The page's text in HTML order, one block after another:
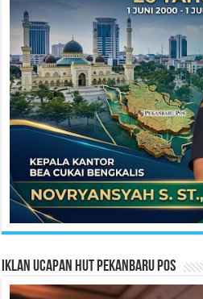
Iklan Ucapan HUT Pekanbaru Pos